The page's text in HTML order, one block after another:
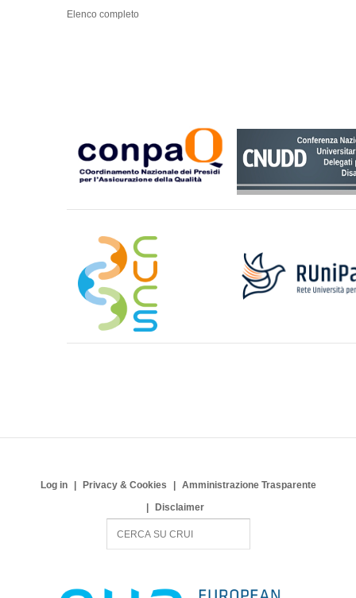
Elenco completo
Log in Privacy & Cookies
Amministrazione Trasparente
Disclaimer
c